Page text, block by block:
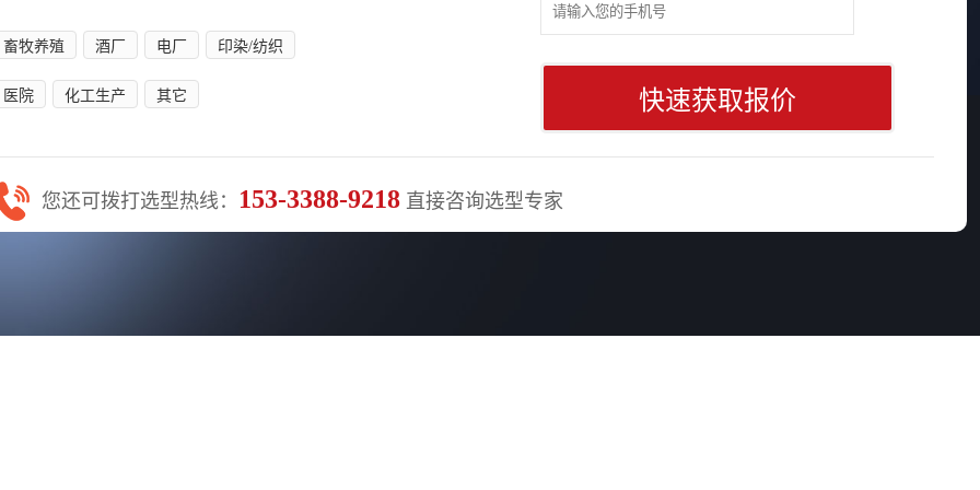
快速获取报价
您还可拨打选型热线： 153-3388-9218直接咨询选型专家